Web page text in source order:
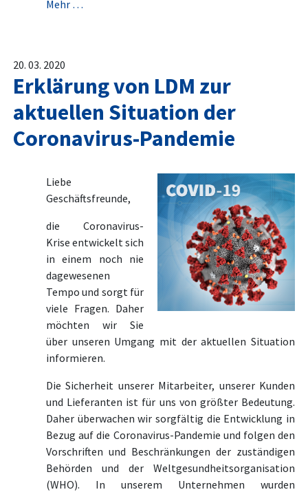
Mehr …
20. 03. 2020
Erklärung von LDM zur
aktuellen Situation der
Coronavirus-Pandemie
Liebe
Geschäftsfreunde,
die Coronavirus-
Krise entwickelt sich
in einem noch nie
dagewesenen
Tempo und sorgt für
viele Fragen. Daher
möchten wir Sie
über unseren Umgang mit der aktuellen Situation
informieren.
Die Sicherheit unserer Mitarbeiter, unserer Kunden
und Lieferanten ist für uns von größter Bedeutung.
Daher überwachen wir sorgfältig die Entwicklung in
Bezug auf die Coronavirus-Pandemie und folgen den
Vorschriften und Beschränkungen der zuständigen
Behörden und der Weltgesundheitsorganisation
(WHO). In unserem Unternehmen wurden